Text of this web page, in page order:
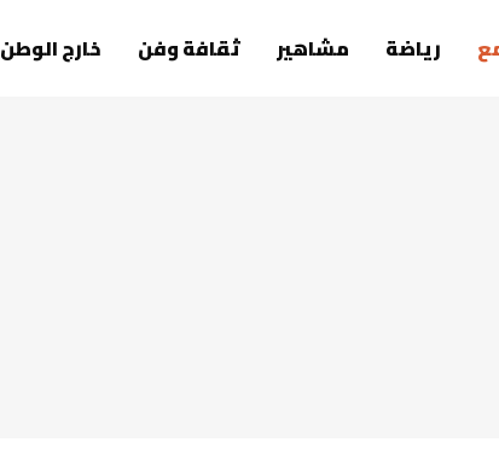
رياضة مشاهير ثقافة وفن خارج الوطن